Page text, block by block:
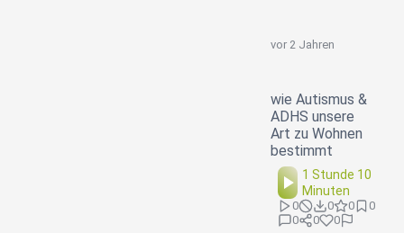
vor 2 Jahren
wie Autismus &
ADHS unsere
Art zu Wohnen
bestimmt
1 Stunde 10
Minuten
0 0 0
0
0
0 0